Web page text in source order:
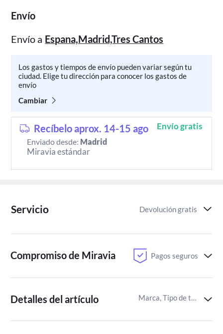
Envío
Envío a Espana,Madrid,Tres Cantos
Los gastos y tiempos de envío pueden variar según tu
ciudad. Elige tu dirección para conocer los gastos de
envío
Cambiar
Recíbelo aprox. 14-15 ago Envío gratis
Enviado desde: Madrid
Miravia estándar
Servicio Devolución gratis
Compromiso de Miravia Pagos seguros
Detalles del artículo Marca, Tipo de tejido de la prenda,Fabricado en